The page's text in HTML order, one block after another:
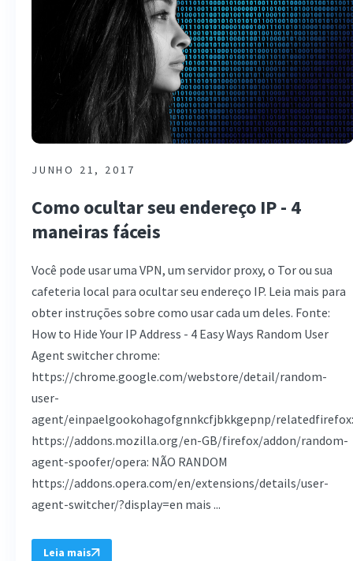
JUNHO 21, 2017
Como ocultar seu endereço IP - 4
maneiras fáceis
Você pode usar uma VPN, um servidor proxy, o Tor ou sua
cafeteria local para ocultar seu endereço IP. Leia mais para
obter instruções sobre como usar cada um deles. Fonte:
How to Hide Your IP Address - 4 Easy Ways Random User
Agent switcher chrome:
https://chrome.google.com/webstore/detail/random-
user-
agent/einpaelgookohagofgnnkcfjbkkgepnp/relatedfirefox:
https://addons.mozilla.org/en-GB/firefox/addon/random-
agent-spoofer/opera: NÃO RANDOM
https://addons.opera.com/en/extensions/details/user-
agent-switcher/?display=en mais ...
Leia mais